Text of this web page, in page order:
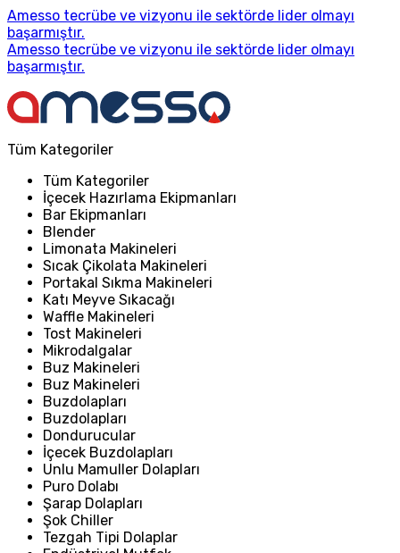
Amesso tecrübe ve vizyonu ile sektörde lider olmayı
başarmıştır.
Amesso tecrübe ve vizyonu ile sektörde lider olmayı
başarmıştır.
Tüm Kategoriler
Tüm Kategoriler
İçecek Hazırlama Ekipmanları
Bar Ekipmanları
Blender
Limonata Makineleri
Sıcak Çikolata Makineleri
Portakal Sıkma Makineleri
Katı Meyve Sıkacağı
Waffle Makineleri
Tost Makineleri
Mikrodalgalar
Buz Makineleri
Buz Makineleri
Buzdolapları
Buzdolapları
Dondurucular
İçecek Buzdolapları
Unlu Mamuller Dolapları
Puro Dolabı
Şarap Dolapları
Şok Chiller
Tezgah Tipi Dolaplar